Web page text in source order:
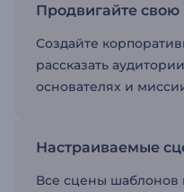
Продвигайте
Создайте
рассказать
основателях и
Настраиваемые
Все сцены шаблонов